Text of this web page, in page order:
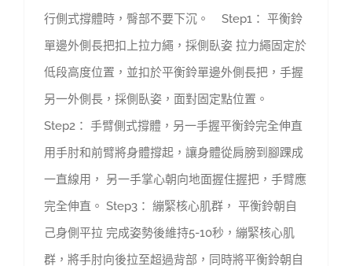
行側式撐體時，臀部不要下沉。 Step1： 平衡鈴
單邊外側長把扣上拉力繩，採側臥姿 拉力繩固定於
低段高度位置，並扣於平衡鈴單邊外側長把，手握
另一外側長，採側臥姿，面對固定點位置。
Step2： 手臂側式撐體，另一手握平衡鈴完全伸直
用手肘和前臂將身體撐起，讓身體從肩膀到腳踝成
一直線用， 另一手掌心朝向地面握住握把，手臂應
完全伸直。 Step3： 繃緊核心肌群， 平衡鈴朝自
己身側平拉 完成姿勢後維持5-10秒，繃緊核心肌
群，將手肘向後拉至超過背部，同時將平衡鈴朝自